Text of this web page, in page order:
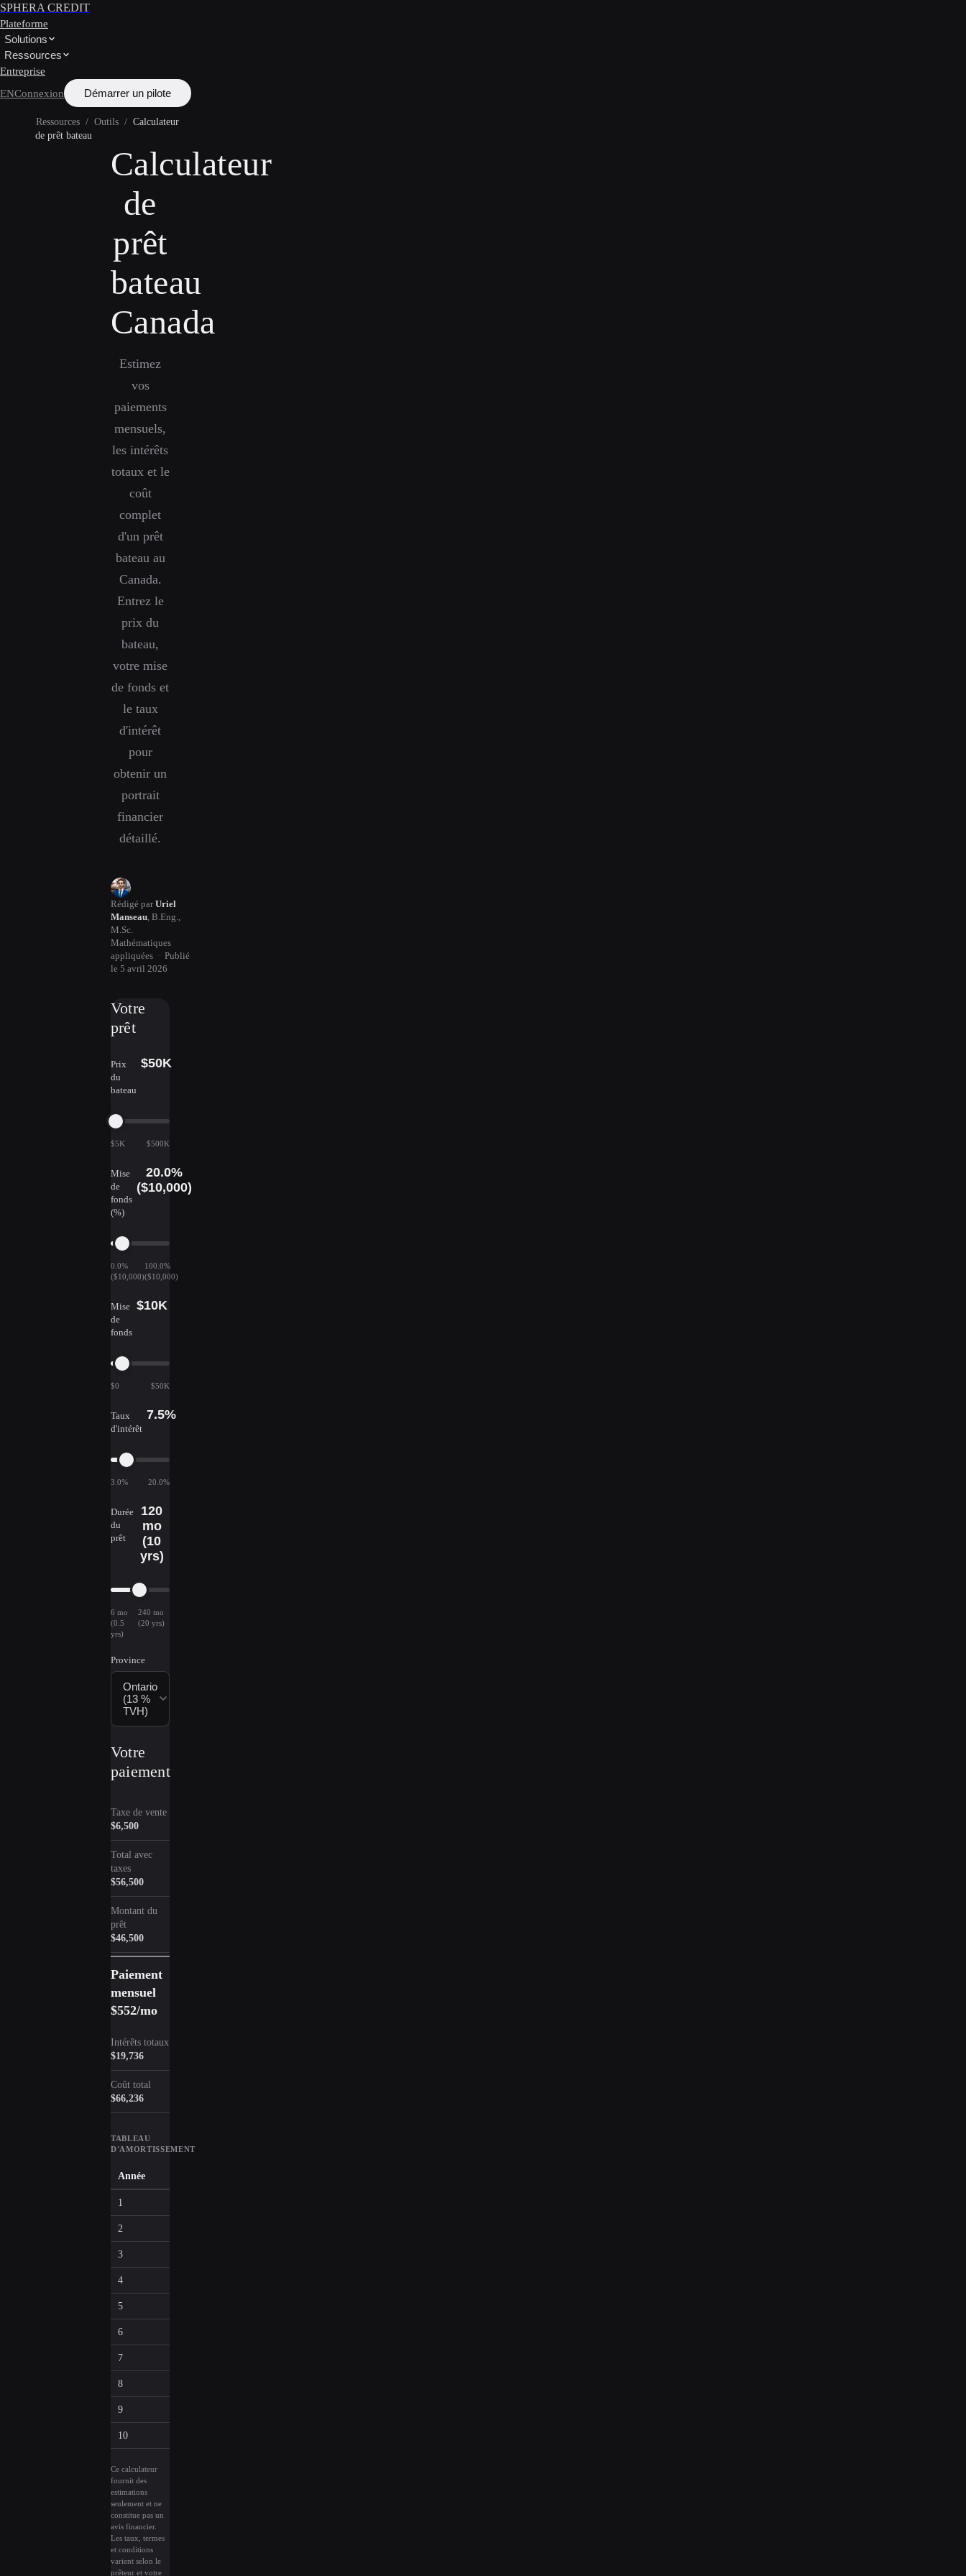
SPHERA CREDIT
Plateforme
Solutions
Ressources
Entreprise
ENConnexion Démarrer un pilote
Ressources / Outils / Calculateur
de prêt bateau
Calculateur
de
prêt
bateau
Canada
Estimez
vos
paiements
mensuels,
les intérêts
totaux et le
coût
complet
d'un prêt
bateau au
Canada.
Entrez le
prix du
bateau,
votre mise
de fonds et
le taux
d'intérêt
pour
obtenir un
portrait
financier
détaillé.
Rédigé par Uriel
Manseau B.Eng.,
M.Sc.
Mathématiques
appliquées · Publié
le 5 avril 2026
Votre
prêt
Prix
du
bateau
$50K
$5K $500K
Mise
de
fonds
(%)
20.0%
($10,000)
0.0%
($10,000)
100.0%
($10,000)
Mise
de
fonds
$10K
$0 $50K
Taux
d'intérêt
7.5%
3.0% 20.0%
Durée
du
prêt
120
mo
(10
yrs)
6 mo
(0.5
yrs)
240 mo
(20 yrs)
Province
Ontario
(13 %
TVH)
Votre
paiement
Taxe de vente
$6,500
Total avec
taxes
$56,500
Montant du
prêt
$46,500
Paiement
mensuel
$552/mo
Intérêts totaux
$19,736
Coût total
$66,236
TABLEAU
D'AMORTISSEMENT
Année
1
2
3
4
5
6
7
8
9
10
Ce calculateur
fournit des
estimations
seulement et ne
constitue pas un
avis financier.
Les taux, termes
et conditions
varient selon le
prêteur et votre